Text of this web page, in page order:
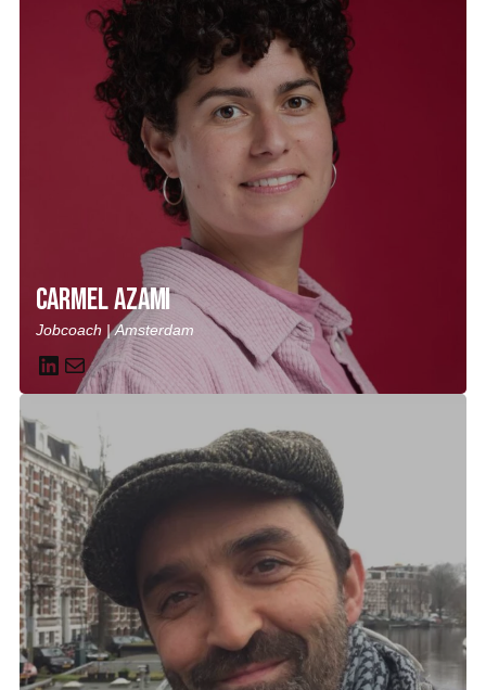
Carmel Azami
Jobcoach | Amsterdam
LinkedIn Mail